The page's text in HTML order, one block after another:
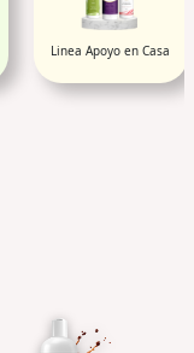
Tratamientos